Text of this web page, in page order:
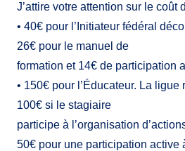
J’attire votre attention sur le coût
• 40€ pour l’Initiateur fédéral
26€ pour le manuel de
formation et 14€ de participation
• 150€ pour l’Éducateur. La ligue
100€ si le stagiaire
participe à l’organisation
50€ pour une participation active